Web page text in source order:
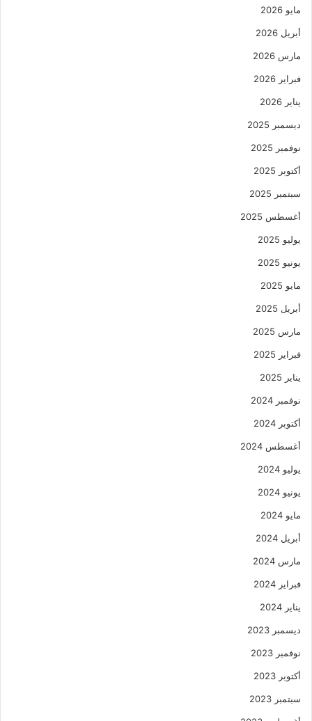
مايو 2026
أبريل 2026
مارس 2026
فبراير 2026
يناير 2026
ديسمبر 2025
نوفمبر 2025
أكتوبر 2025
سبتمبر 2025
أغسطس 2025
يوليو 2025
يونيو 2025
مايو 2025
أبريل 2025
مارس 2025
فبراير 2025
يناير 2025
نوفمبر 2024
أكتوبر 2024
أغسطس 2024
يوليو 2024
يونيو 2024
مايو 2024
أبريل 2024
مارس 2024
فبراير 2024
يناير 2024
ديسمبر 2023
نوفمبر 2023
أكتوبر 2023
سبتمبر 2023